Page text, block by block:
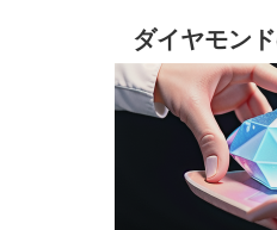
ダイヤモン